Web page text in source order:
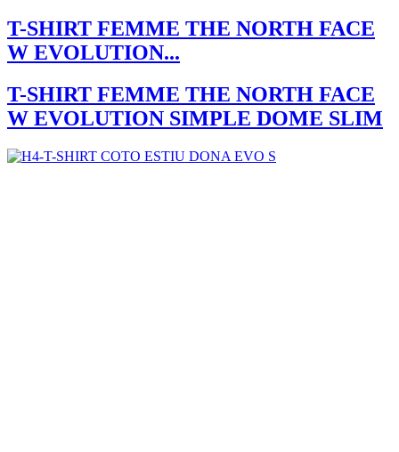
T-SHIRT FEMME THE NORTH FACE
W EVOLUTION...
T-SHIRT FEMME THE NORTH FACE
W EVOLUTION SIMPLE DOME SLIM